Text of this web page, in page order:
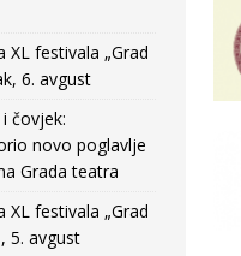
festivala „Grad
6. avgust
čovjek:
novo poglavlje
Grada teatra
festivala „Grad
5. avgust